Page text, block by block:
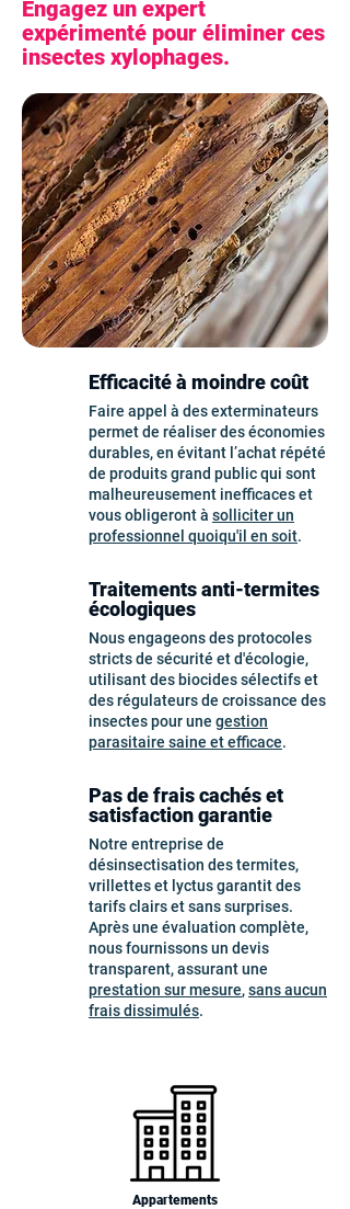
Engagez un expert
expérimenté pour éliminer ces
insectes xylophages.
Efficacité à moindre coût
Faire appel à des exterminateurs
permet de réaliser des économies
durables, en évitant l’achat répété
de produits grand public qui sont
malheureusement inefficaces et
vous obligeront à solliciter un
professionnel quoiqu'il en soit.
Traitements anti-termites
écologiques
Nous engageons des protocoles
stricts de sécurité et d'écologie,
utilisant des biocides sélectifs et
des régulateurs de croissance des
insectes pour une gestion
parasitaire saine et efficace.
Pas de frais cachés et
satisfaction garantie
Notre entreprise de
désinsectisation des termites,
vrillettes et lyctus garantit des
tarifs clairs et sans surprises.
Après une évaluation complète,
nous fournissons un devis
transparent, assurant une
prestation sur mesure,sans aucun
frais dissimulés.
Appartements